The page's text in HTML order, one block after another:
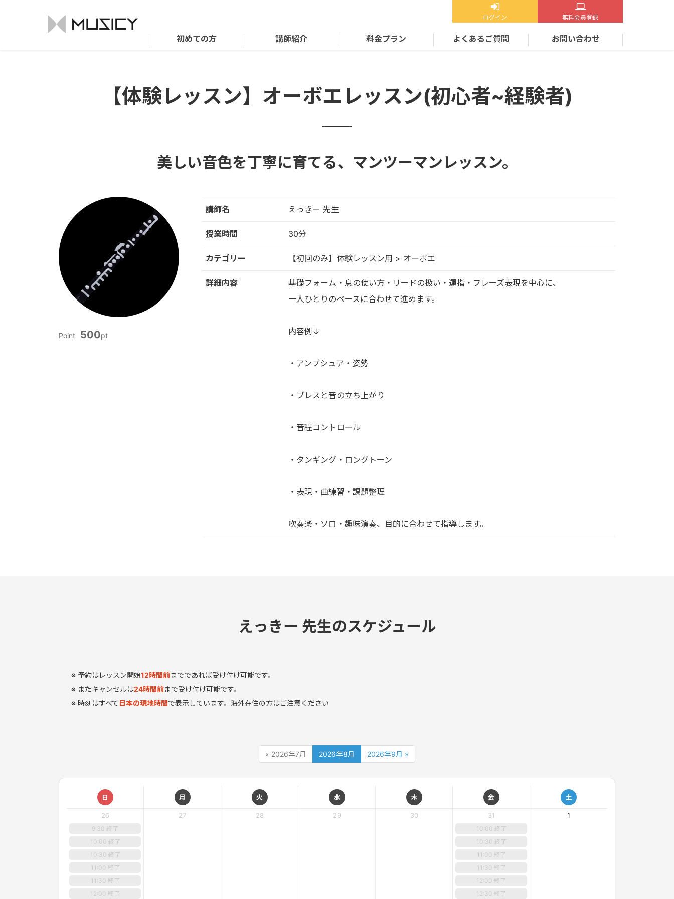
ログイン 無料会員登録
初めての方 講師紹介 料金プラン よくあるご質問 お問い合わせ
【体験レッスン】オーボエレッスン(初心者~経験者)
美しい音色を丁寧に育てる、マンツーマンレッスン。
Point 500pt
講師名 えっきー 先生
授業時間 30分
カテゴリー 【初回のみ】体験レッスン用 > オーボエ
詳細内容
基礎フォーム・息の使い方・リードの扱い・運指・フレーズ表現を中心に、
一人ひとりのペースに合わせて進めます。
内容例↓
・アンブシュア・姿勢
・ブレスと音の立ち上がり
・音程コントロール
・タンギング・ロングトーン
・表現・曲練習・課題整理
吹奏楽・ソロ・趣味演奏、目的に合わせて指導します。
えっきー 先生のスケジュール
予約はレッスン開始12時間前までであれば受け付け可能です。
またキャンセルは24時間前まで受け付け可能です。
時刻はすべて 日本の現地時間で表示しています。海外在住の方はご注意ください
« 2026年7月 2026年8月 2026年9月 »
日 月 火 水 木 金 土
26
9:30 終了
10:00 終了
10:30 終了
11:00 終了
11:30 終了
12:00 終了
27 28 29 30 31
10:00 終了
10:30 終了
11:00 終了
11:30 終了
12:00 終了
12:30 終了
1